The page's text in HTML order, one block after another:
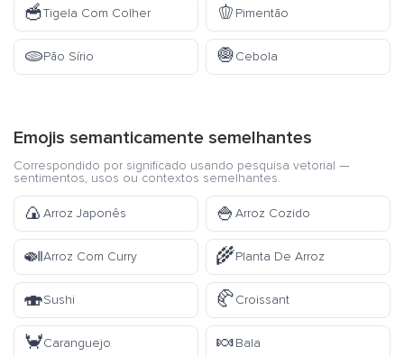
🥣Tigela Com Colher 🫑 Pimentão
🫓Pão Sírio 🧅Cebola
Emojis semanticamente semelhantes
Correspondido por significado usando pesquisa vetorial —
sentimentos, usos ou contextos semelhantes.
🍙 Arroz Japonês 🍚 Arroz Cozido
🍛Arroz Com Curry 🌾Planta De Arroz
🍣Sushi 🥐Croissant
🦀Caranguejo 🍬Bala